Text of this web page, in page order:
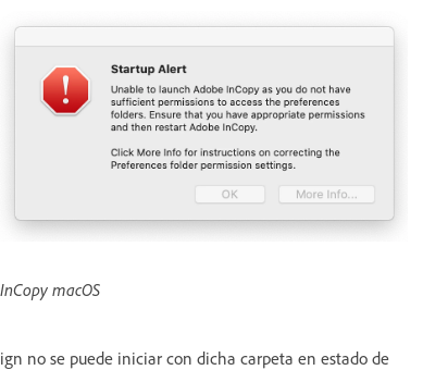
InCopy macOS
no se puede iniciar con dicha carpeta en estado de